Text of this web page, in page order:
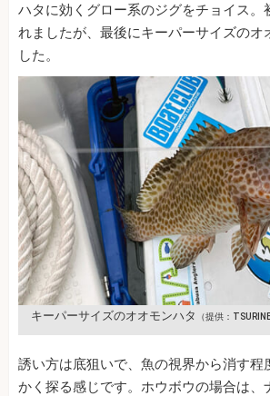
ハタに効くグロー系のジグをチョイス。
れましたが、最後にキーパーサイズのオ
した。
キーパーサイズのオオモンハタ （提供：
誘い方は底狙いで、魚の視界から消す程
かく探る感じです。ホウボウの場合は、